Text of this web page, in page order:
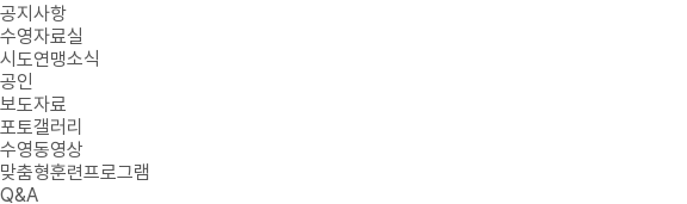
공지사항
수영자료실
시도연맹소식
공인
보도자료
포토갤러리
수영동영상
맞춤형훈련프로그램
Q&A